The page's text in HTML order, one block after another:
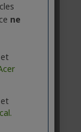
ne